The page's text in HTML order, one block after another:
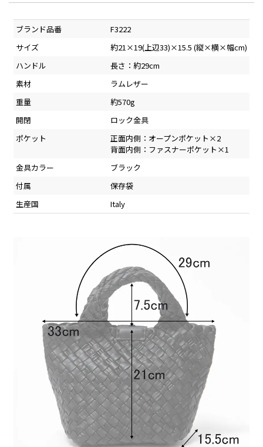
ブランド品番
F3222
サイズ
約21×19(上辺33)×15.5 (縦×横×幅cm)
ハンドル
長さ：約29cm
素材
ラムレザー
重量
約570g
開閉
ロック金具
ポケット
正面内側：オープンポケット×2
背面内側：ファスナーポケット×1
金具カラー
ブラック
付属
保存袋
生産国
Italy